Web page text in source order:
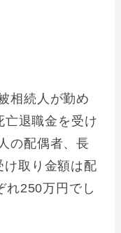
相続人が勤め
亡退職金を受け
の配偶者、長
け取り金額は配
れ250万円でし